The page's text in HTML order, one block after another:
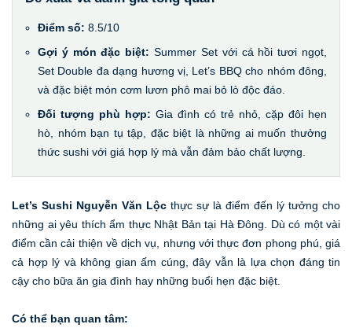
Điểm số: 8.5/10
Gợi ý món đặc biệt:Summer Set với cá hồi tươi ngọt,
Set Double đa dạng hương vị, Let’s BBQ cho nhóm đông,
và đặc biệt món cơm lươn phô mai bỏ lò độc đáo.
Đối tượng phù hợp: Gia đình có trẻ nhỏ, cặp đôi hẹn
hò, nhóm bạn tụ tập, đặc biệt là những ai muốn thưởng
thức sushi với giá hợp lý mà vẫn đảm bảo chất lượng.
Let’s Sushi Nguyễn Văn Lộc thực sự là điểm đến lý tưởng cho
những ai yêu thích ẩm thực Nhật Bản tại Hà Đông. Dù có một vài
điểm cần cải thiện về dịch vụ, nhưng với thực đơn phong phú, giá
cả hợp lý và không gian ấm cúng, đây vẫn là lựa chọn đáng tin
cậy cho bữa ăn gia đình hay những buổi hẹn đặc biệt.
Có thể bạn quan tâm: